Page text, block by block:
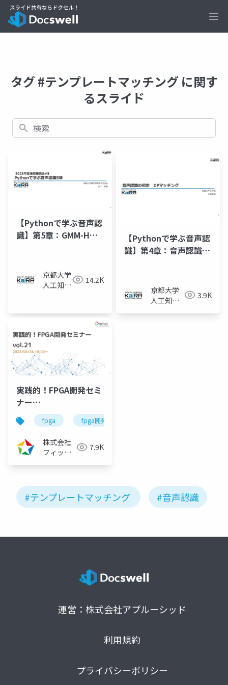
タグ #テンプレートマッチング に関す
るスライド
検索
【Pythonで学ぶ音声認
識】第5章：GMM-HMM
京都大学
人工知能
14.2K
【Pythonで学ぶ音声認
識】第4章：音声認識の
京都大学
人工知能
3.9K
実践的！FPGA開発セミ
ナー
vol.21（2023/04/26）
fpga fpga開発
株式会社
フィック
7.9K
#テンプレートマッチング #音声認識
運営：株式会社アプルーシッド
利用規約
プライバシーポリシー